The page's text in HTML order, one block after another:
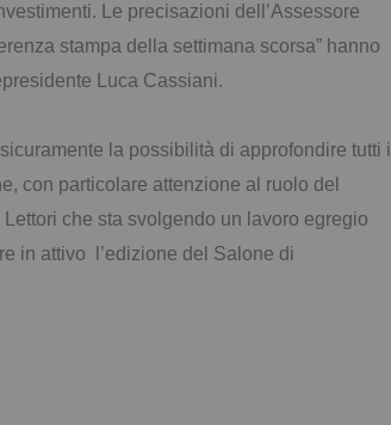
Le precisazioni dell’Assessore
stampa della settimana scorsa” hanno
Luca Cassiani.
la possibilità di approfondire tutti i
con particolare attenzione al ruolo del
che sta svolgendo un lavoro egregio
in attivo l’edizione del Salone di